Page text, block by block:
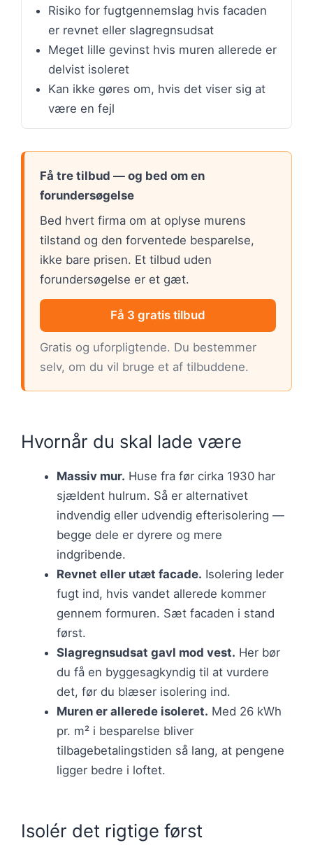
Risiko for fugtgennemslag hvis facaden
er revnet eller slagregnsudsat
Meget lille gevinst hvis muren allerede er
delvist isoleret
Kan ikke gøres om, hvis det viser sig at
være en fejl
Få tre tilbud — og bed om en
forundersøgelse
Bed hvert firma om at oplyse murens
tilstand og den forventede besparelse,
ikke bare prisen. Et tilbud uden
forundersøgelse er et gæt.
Få 3 gratis tilbud
Gratis og uforpligtende. Du bestemmer
selv, om du vil bruge et af tilbuddene.
Hvornår du skal lade være
Massiv mur. Huse fra før cirka 1930 har
sjældent hulrum. Så er alternativet
indvendig eller udvendig efterisolering —
begge dele er dyrere og mere
indgribende.
Revnet eller utæt facade. Isolering leder
fugt ind, hvis vandet allerede kommer
gennem formuren. Sæt facaden i stand
først.
Slagregnsudsat gavl mod vest. Her bør
du få en byggesagkyndig til at vurdere
det, før du blæser isolering ind.
Muren er allerede isoleret. Med 26 kWh
pr. m² i besparelse bliver
tilbagebetalingstiden så lang, at pengene
ligger bedre i loftet.
Isolér det rigtige først